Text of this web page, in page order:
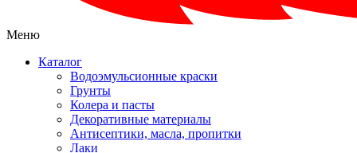
Меню
Каталог
Водоэмульсионные краски
Грунты
Колера и пасты
Декоративные материалы
Антисептики, масла, пропитки
Лаки